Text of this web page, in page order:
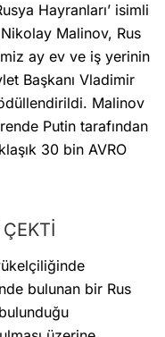
Hayranları’ isimli
Malinov, Rus
ay ev ve iş yerinin
Başkanı Vladimir
Malinov
Putin tarafından
30 bin AVRO
bulunan bir Rus